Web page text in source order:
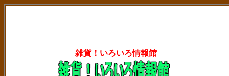
雑貨！いろいろ情報館